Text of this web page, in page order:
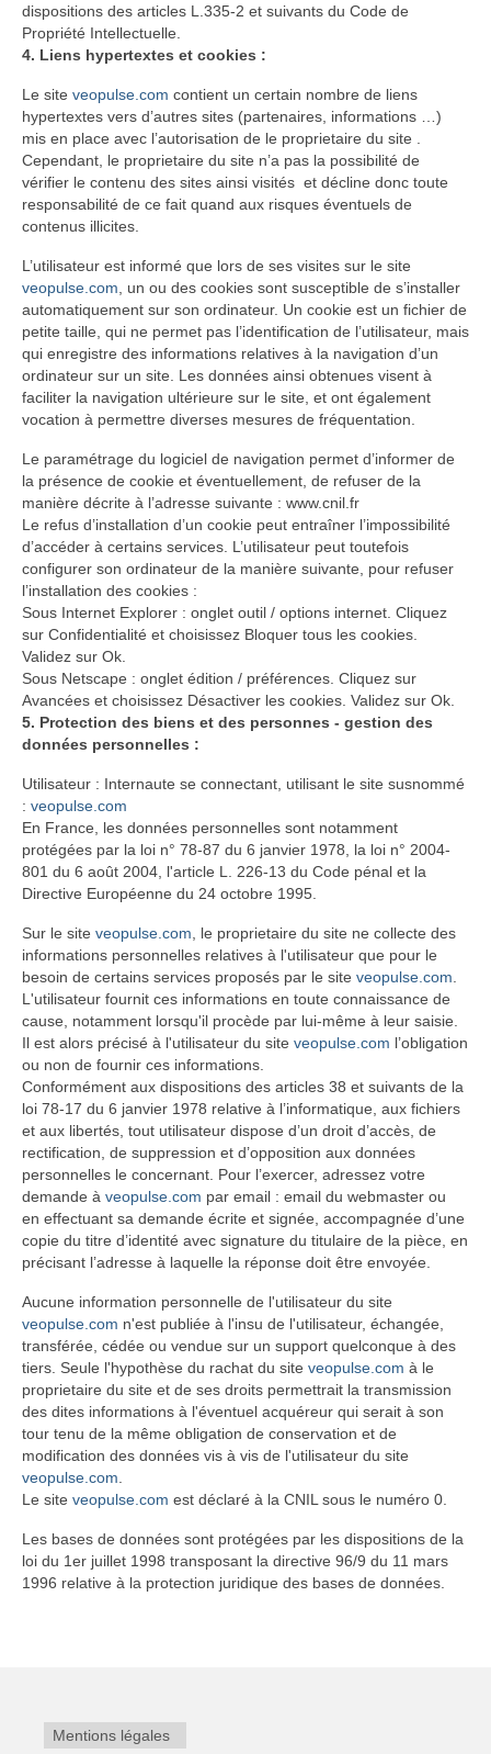
dispositions des articles L.335-2 et suivants du Code de
Propriété Intellectuelle.
4. Liens hypertextes et cookies :
Le site veopulse.com contient un certain nombre de liens
hypertextes vers d’autres sites (partenaires, informations …)
mis en place avec l’autorisation de le proprietaire du site .
Cependant, le proprietaire du site n’a pas la possibilité de
vérifier le contenu des sites ainsi visités et décline donc toute
responsabilité de ce fait quand aux risques éventuels de
contenus illicites.
L’utilisateur est informé que lors de ses visites sur le site
veopulse.com , un ou des cookies sont susceptible de s’installer
automatiquement sur son ordinateur. Un cookie est un fichier de
petite taille, qui ne permet pas l’identification de l’utilisateur, mais
qui enregistre des informations relatives à la navigation d’un
ordinateur sur un site. Les données ainsi obtenues visent à
faciliter la navigation ultérieure sur le site, et ont également
vocation à permettre diverses mesures de fréquentation.
Le paramétrage du logiciel de navigation permet d’informer de
la présence de cookie et éventuellement, de refuser de la
manière décrite à l’adresse suivante : www.cnil.fr
Le refus d’installation d’un cookie peut entraîner l’impossibilité
d’accéder à certains services. L’utilisateur peut toutefois
configurer son ordinateur de la manière suivante, pour refuser
l’installation des cookies :
Sous Internet Explorer : onglet outil / options internet. Cliquez
sur Confidentialité et choisissez Bloquer tous les cookies.
Validez sur Ok.
Sous Netscape : onglet édition / préférences. Cliquez sur
Avancées et choisissez Désactiver les cookies. Validez sur Ok.
5. Protection des biens et des personnes - gestion des
données personnelles :
Utilisateur : Internaute se connectant, utilisant le site susnommé
: veopulse.com
En France, les données personnelles sont notamment
protégées par la loi n° 78-87 du 6 janvier 1978, la loi n° 2004-
801 du 6 août 2004, l'article L. 226-13 du Code pénal et la
Directive Européenne du 24 octobre 1995.
Sur le site veopulse.com , le proprietaire du site ne collecte des
informations personnelles relatives à l'utilisateur que pour le
besoin de certains services proposés par le site veopulse.com
L'utilisateur fournit ces informations en toute connaissance de
cause, notamment lorsqu'il procède par lui-même à leur saisie.
Il est alors précisé à l'utilisateur du site veopulse.com l’obligation
ou non de fournir ces informations.
Conformément aux dispositions des articles 38 et suivants de la
loi 78-17 du 6 janvier 1978 relative à l’informatique, aux fichiers
et aux libertés, tout utilisateur dispose d’un droit d’accès, de
rectification, de suppression et d’opposition aux données
personnelles le concernant. Pour l’exercer, adressez votre
demande à veopulse.com par email : email du webmaster ou
en effectuant sa demande écrite et signée, accompagnée d’une
copie du titre d’identité avec signature du titulaire de la pièce, en
précisant l’adresse à laquelle la réponse doit être envoyée.
Aucune information personnelle de l'utilisateur du site
veopulse.com n'est publiée à l'insu de l'utilisateur, échangée,
transférée, cédée ou vendue sur un support quelconque à des
tiers. Seule l'hypothèse du rachat du site veopulse.com à le
proprietaire du site et de ses droits permettrait la transmission
des dites informations à l'éventuel acquéreur qui serait à son
tour tenu de la même obligation de conservation et de
modification des données vis à vis de l'utilisateur du site
veopulse.com
Le site veopulse.com est déclaré à la CNIL sous le numéro 0.
Les bases de données sont protégées par les dispositions de la
loi du 1er juillet 1998 transposant la directive 96/9 du 11 mars
1996 relative à la protection juridique des bases de données.
Mentions légales